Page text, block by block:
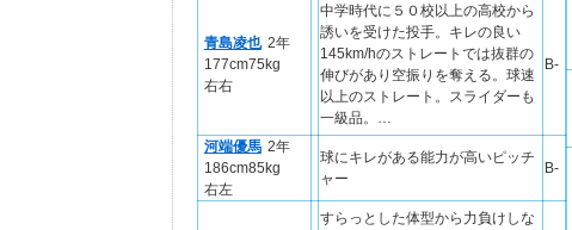
青島凌也 2年
177cm75kg
右右
中学時代に５０校以上の高校から
誘いを受けた投手。キレの良い
145km/hのストレートでは抜群の
伸びがあり空振りを奪える。球速
以上のストレート。スライダーも
一級品。…
B-
河端優馬 2年
186cm85kg
右左
球にキレがある能力が高いピッチ
ャー
B-
すらっとした体型から力負けしな